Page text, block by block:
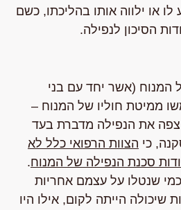
או ילווה אותו בהליכתו, כשם
הסיכון לנפילה.
המנוח (אשר יחד עם בני
ממיטת חוליו של המנוח –
את הנפילה מדברת בעד
כי הצוות הרפואי כלל לא
סכנת הנפילה של המנוח.
שנטלו על עצמם אחריות
שיכולה הייתה לקום, אילו היו